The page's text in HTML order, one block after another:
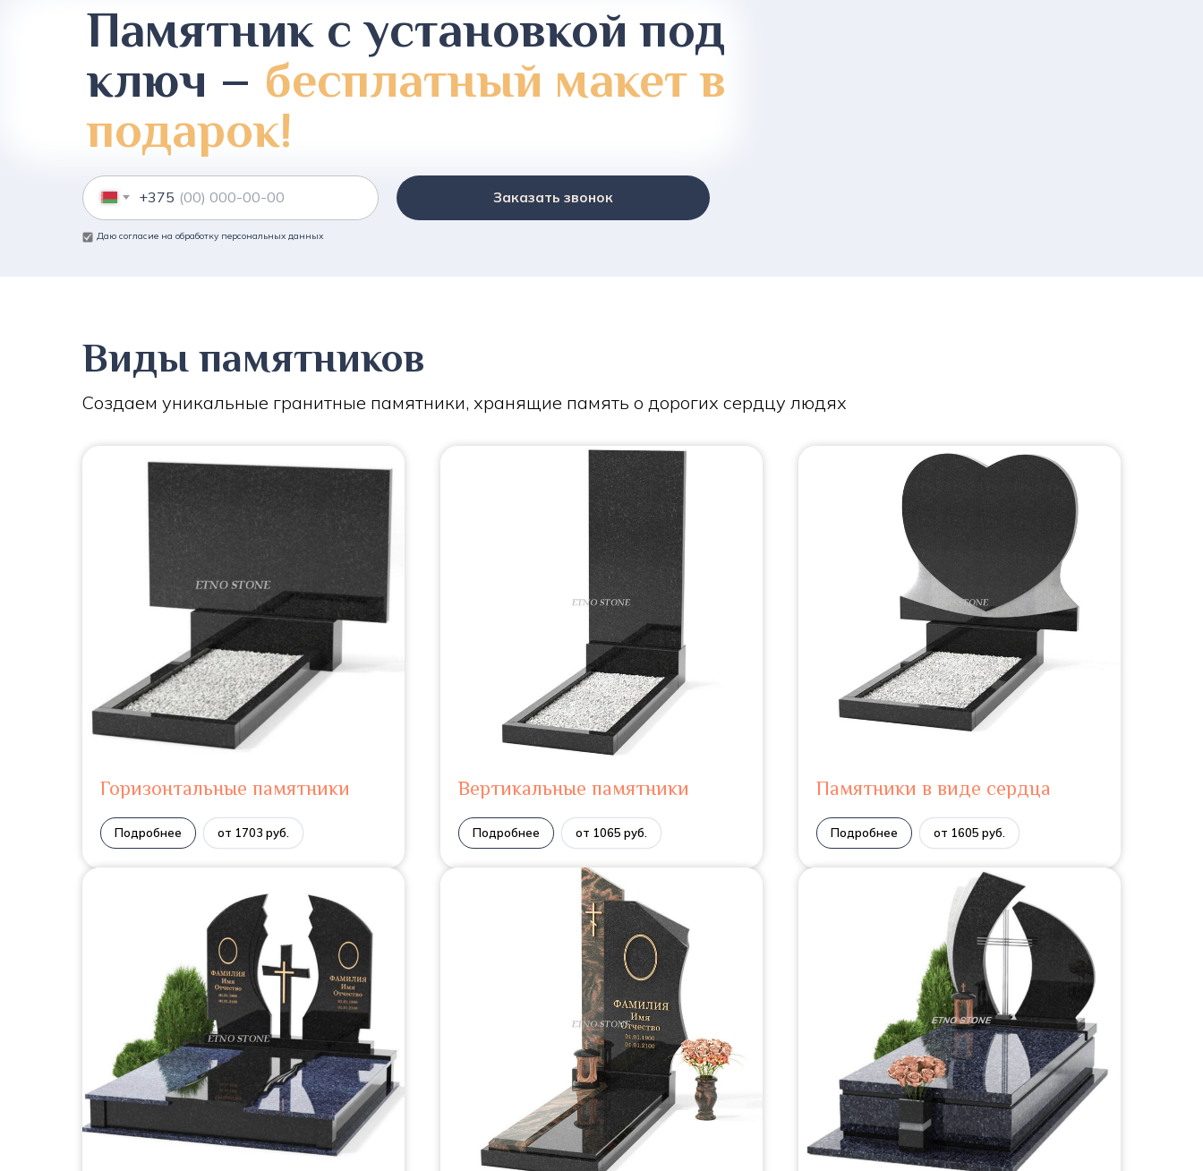
Памятник с установкой под
ключ – бесплатный макет в
подарок!
+375 Заказать звонок
Даю согласие на обработку персональных данных
Виды памятников
Создаем уникальные гранитные памятники, хранящие память о дорогих сердцу людях
Горизонтальные памятники
Подробнее от 1703 руб.
Вертикальные памятники
Подробнее от 1065 руб.
Памятники в виде сердца
Подробнее от 1605 руб.